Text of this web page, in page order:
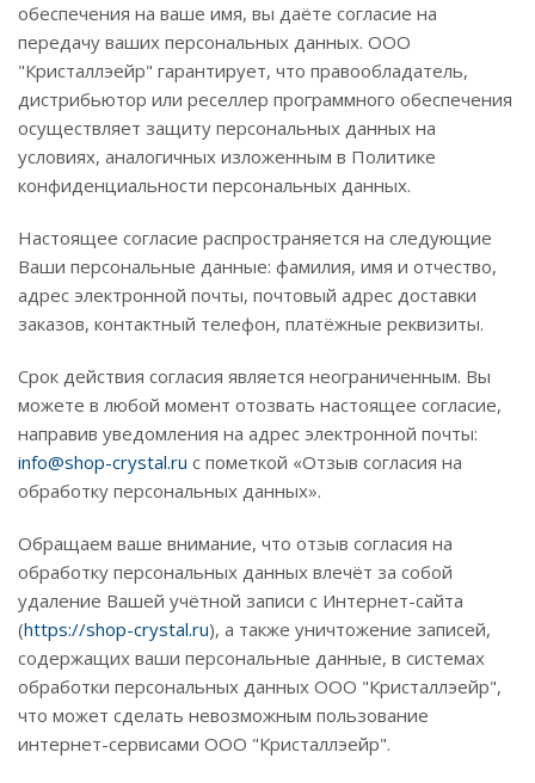
обеспечения на ваше имя, вы даёте согласие на
передачу ваших персональных данных. ООО
"Кристаллэейр" гарантирует, что правообладатель,
дистрибьютор или реселлер программного обеспечения
осуществляет защиту персональных данных на
условиях, аналогичных изложенным в Политике
конфиденциальности персональных данных.
Настоящее согласие распространяется на следующие
Ваши персональные данные: фамилия, имя и отчество,
адрес электронной почты, почтовый адрес доставки
заказов, контактный телефон, платёжные реквизиты.
Срок действия согласия является неограниченным. Вы
можете в любой момент отозвать настоящее согласие,
направив уведомления на адрес электронной почты:
info@shop-crystal.ru с пометкой «Отзыв согласия на
обработку персональных данных».
Обращаем ваше внимание, что отзыв согласия на
обработку персональных данных влечёт за собой
удаление Вашей учётной записи с Интернет-сайта
(https://shop-crystal.ru), а также уничтожение записей,
содержащих ваши персональные данные, в системах
обработки персональных данных ООО "Кристаллэейр",
что может сделать невозможным пользование
интернет-сервисами ООО "Кристаллэейр".